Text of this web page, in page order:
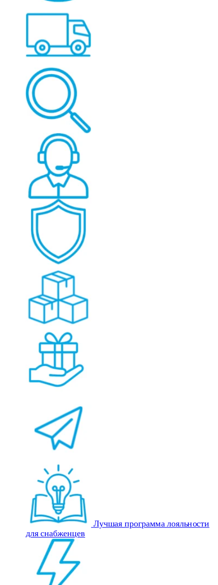
Лучшая программа лояльности
для снабженцев